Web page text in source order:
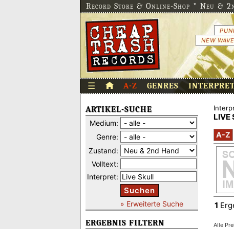
Record Store & Online-Shop * Neu &
NEW
☰ A-Z GENRES
ARTIKEL-SUCHE
Medium:
Genre:
Zustand:
Volltext:
Interpret:
Suchen
» Erweiterte Suche
ERGEBNIS FILTERN
LIVE
A-Z
1
Alle